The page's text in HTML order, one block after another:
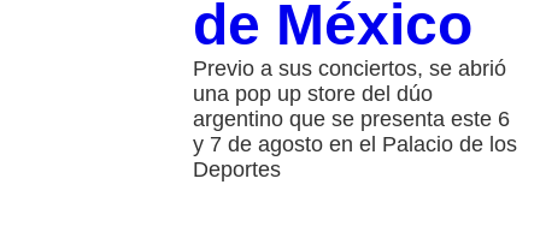
de México
Previo a sus conciertos, se abrió
una pop up store del dúo
argentino que se presenta este 6
y 7 de agosto en el Palacio de los
Deportes